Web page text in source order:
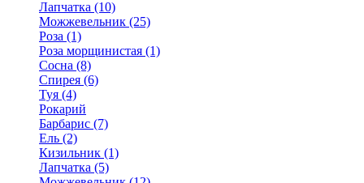
Лапчатка (10)
Можжевельник (25)
Роза (1)
Роза морщинистая (1)
Сосна (8)
Спирея (6)
Туя (4)
Рокарий
Барбарис (7)
Ель (2)
Кизильник (1)
Лапчатка (5)